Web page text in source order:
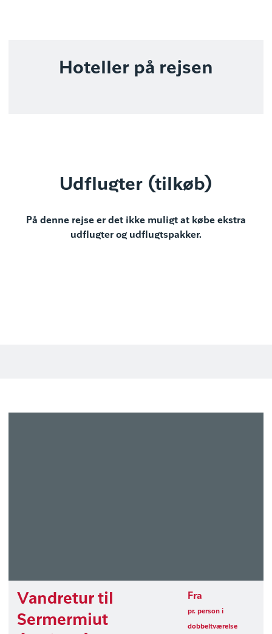
Hoteller på rejsen
Udflugter (tilkøb)
På denne rejse er det ikke muligt at købe ekstra
udflugter og udflugtspakker.
Vandretur til
Sermermiut
Fra
pr. person i
dobbeltværelse